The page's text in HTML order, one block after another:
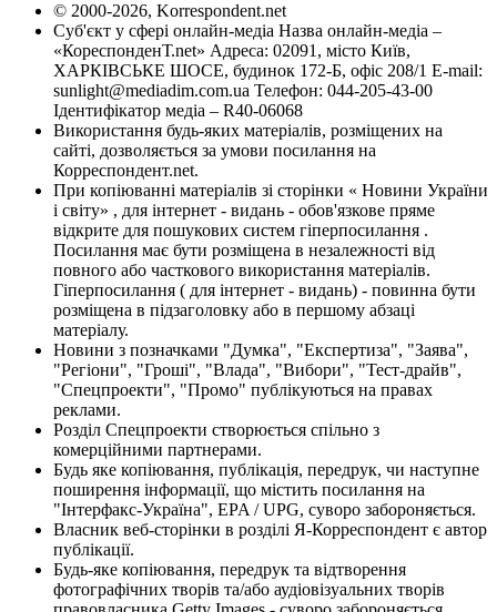
© 2000-2026, Korrespondent.net
Суб'єкт у сфері онлайн-медіа Назва онлайн-медіа –
«КореспонденТ.net» Адреса: 02091, місто Київ,
ХАРКІВСЬКЕ ШОСЕ, будинок 172-Б, офіс 208/1 E-mail:
sunlight@mediadim.com.ua Телефон: 044-205-43-00
Ідентифікатор медіа – R40-06068
Використання будь-яких матеріалів, розміщених на
сайті, дозволяється за умови посилання на
Корреспондент.net.
При копіюванні матеріалів зі сторінки « Новини України
і світу» , для інтернет - видань - обов'язкове пряме
відкрите для пошукових систем гіперпосилання .
Посилання має бути розміщена в незалежності від
повного або часткового використання матеріалів.
Гіперпосилання ( для інтернет - видань) - повинна бути
розміщена в підзаголовку або в першому абзаці
матеріалу.
Новини з позначками "Думка", "Експертиза", "Заява",
"Регіони", "Гроші", "Влада", "Вибори", "Тест-драйв",
"Спецпроекти", "Промо" публікуються на правах
реклами.
Розділ Спецпроекти створюється спільно з
комерційними партнерами.
Будь яке копіювання, публікація, передрук, чи наступне
поширення інформації, що містить посилання на
"Інтерфакс-Україна", EPA / UPG, суворо забороняється.
Власник веб-сторінки в розділі Я-Корреспондент є автор
публікації.
Будь-яке копіювання, передрук та відтворення
фотографічних творів та/або аудіовізуальних творів